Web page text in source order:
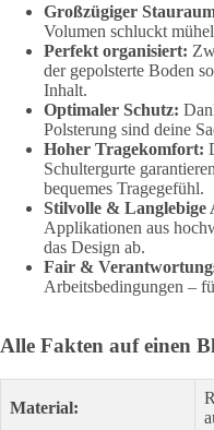
Großzügiger
Volumen schluckt
Perfekt organisiert:
der gepolsterte Boden
Inhalt.
Optimaler Schutz:
Polsterung sind deine
Hoher Tragekomfort:
Schultergurte
bequemes Tragegefühl.
Stilvolle & Langlebige
Applikationen aus
das Design ab.
Fair &
Arbeitsbedingungen –
Alle Fakten auf einen
Material: